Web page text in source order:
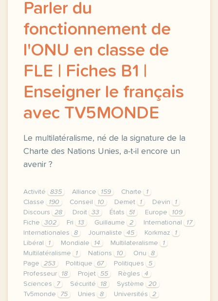
Parler du
fonctionnement de
l'ONU en classe de
FLE | Fiches B1 |
Enseigner le français
avec TV5MONDE
Le multilatéralisme, né de la signature de la
Charte des Nations Unies, a-t-il encore un
avenir ?
Activité 835 Alliance 159 Charte
1
Classe
190 Conseil 10 Demet 1 Devin
1
Discours
28 Droit 33 États 51 Europe
109
Fiche
302 Fri 13 Guillaume 2 International
17
Internationales
8 Journaliste 45 Korkmaz
1
Libéral
1 Mondiale 14 Multilateralisme
1
Multilatéralisme
1 Nations 10 Onu
8
Page
253 Politique 67 Politiques
5
Professeur
18 Projet 55 Règles
4
Sciences
7 Sécurité 18 Système
20
Tv5monde
75 Unies 8 Universités 2